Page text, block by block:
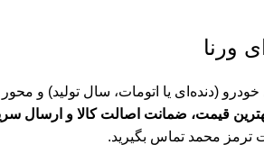
ورنا
(دنده‌ای یا اتومات، سال تولید) و
قیمت، ضمانت اصالت کالا و ارسال
ترمز محمد تماس بگیرید.